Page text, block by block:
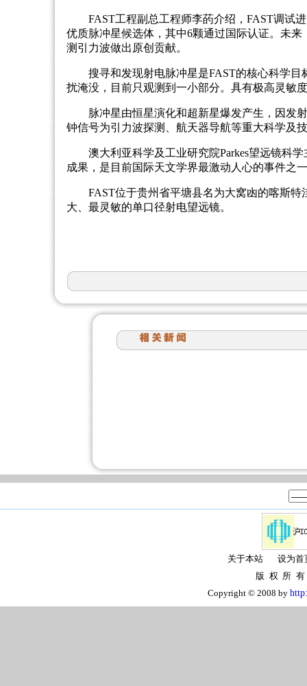
FAST工程副总工程师李菂介绍，FAST调试
优质脉冲星候选体，其中6颗通过国际认证。未
测引力波做出原创贡献。
搜寻和发现射电脉冲星是FAST的核心科学
扰淹没，目前只观测到一小部分。具有极高灵敏
脉冲星由恒星演化和超新星爆发产生，因发
钟信号为引力波探测、航天器导航等重大科学及
澳大利亚科学及工业研究院Parkes望远镜科
成果，是目前国际天文学界最激动人心的事件之
FAST位于贵州省平塘县名为大窝凼的喀斯
大、最灵敏的单口径射电望远镜。